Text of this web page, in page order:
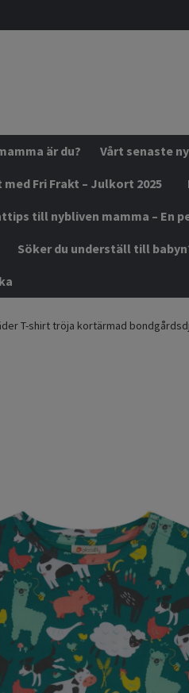
är du? Vårt senaste
Fri Frakt – Julkort 2025
till nybliven mamma – En
Söker du underställ till
T-shirt tröja kortärmad